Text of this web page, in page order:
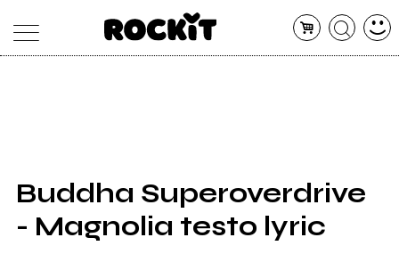
SHOP
RADIO
Buddha Superoverdrive
- Magnolia testo lyric